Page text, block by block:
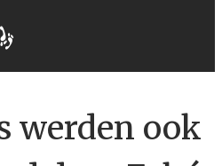
werden ook